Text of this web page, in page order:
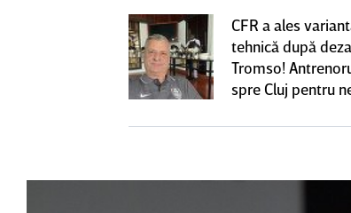
CFR a ales
tehnică după
Tromso!
spre Cluj pentru